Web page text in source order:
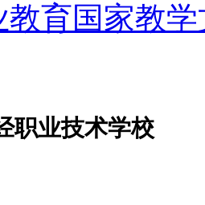
教育国家教
职业技术学校